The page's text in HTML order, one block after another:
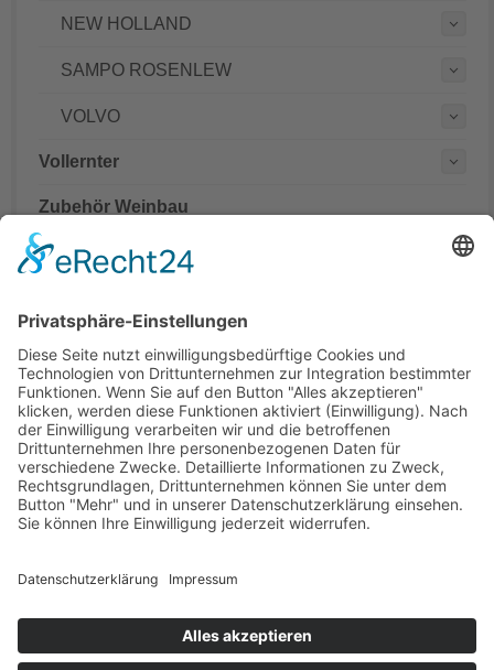
NEW HOLLAND
SAMPO ROSENLEW
VOLVO
Vollernter
Zubehör Weinbau
Teilenummern
Hinweis:
Es handelt sich um Teile in Erstausrüsterqualität nicht aber
um Originalteile. Die originalen Teilenummern OEM und
Markennamen dienen lediglich der leichteren Zuordnung der
Mähdrescher Ersatzteile.
Information